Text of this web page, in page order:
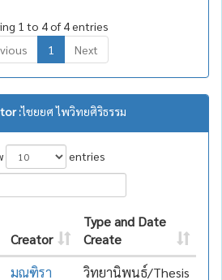
1 to 4 of 4 entries
1 Next
:ไชยยศ ไพวิทยศิริธรรม
entries
Creator
Type and Date
Create
มณฑิรา
วิทยานิพนธ์/Thesis